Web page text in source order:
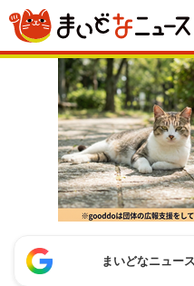
まいどなニュー